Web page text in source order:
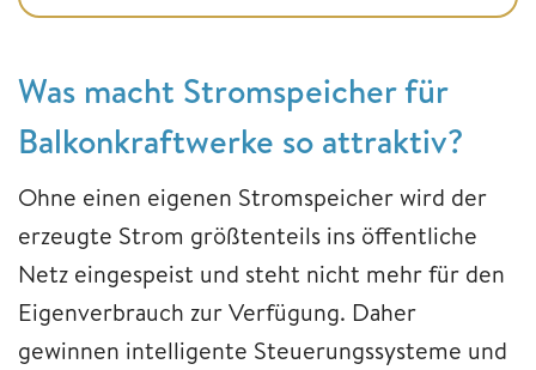
Was macht Stromspeicher für
Balkonkraftwerke so attraktiv?
Ohne einen eigenen Stromspeicher wird der
erzeugte Strom größtenteils ins öffentliche
Netz eingespeist und steht nicht mehr für den
Eigenverbrauch zur Verfügung. Daher
gewinnen intelligente Steuerungssysteme und